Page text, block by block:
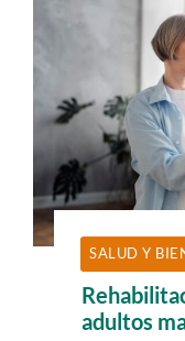
n
c
SALUD Y
adultos